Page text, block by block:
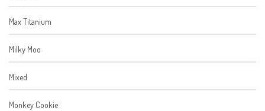
Max Titanium
Milky Moo
Mixed
Monkey Cookie